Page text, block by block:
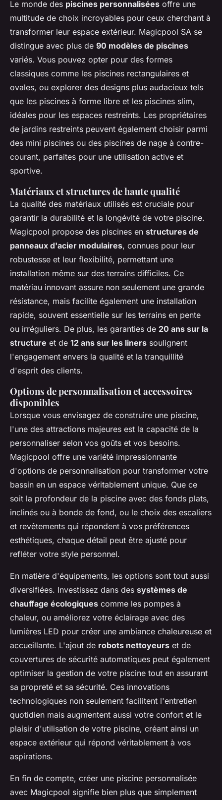
Le monde des piscines personnalisées offre une
multitude de choix incroyables pour ceux cherchant à
transformer leur espace extérieur. Magicpool SA se
distingue avec plus de 90 modèles de piscines
variés. Vous pouvez opter pour des formes
classiques comme les piscines rectangulaires et
ovales, ou explorer des designs plus audacieux tels
que les piscines à forme libre et les piscines slim,
idéales pour les espaces restreints. Les propriétaires
de jardins restreints peuvent également choisir parmi
des mini piscines ou des piscines de nage à contre-
courant, parfaites pour une utilisation active et
sportive.
Matériaux et structures de haute qualité
La qualité des matériaux utilisés est cruciale pour
garantir la durabilité et la longévité de votre piscine.
Magicpool propose des piscines en structures de
panneaux d'acier modulaires, connues pour leur
robustesse et leur flexibilité, permettant une
installation même sur des terrains difficiles. Ce
matériau innovant assure non seulement une grande
résistance, mais facilite également une installation
rapide, souvent essentielle sur les terrains en pente
ou irréguliers. De plus, les garanties de 20 ans sur la
structure et de 12 ans sur les liners soulignent
l'engagement envers la qualité et la tranquillité
d'esprit des clients.
Options de personnalisation et accessoires
disponibles
Lorsque vous envisagez de construire une piscine,
l'une des attractions majeures est la capacité de la
personnaliser selon vos goûts et vos besoins.
Magicpool offre une variété impressionnante
d'options de personnalisation pour transformer votre
bassin en un espace véritablement unique. Que ce
soit la profondeur de la piscine avec des fonds plats,
inclinés ou à bonde de fond, ou le choix des escaliers
et revêtements qui répondent à vos préférences
esthétiques, chaque détail peut être ajusté pour
refléter votre style personnel.
En matière d'équipements, les options sont tout aussi
diversifiées. Investissez dans des systèmes de
chauffage écologiques comme les pompes à
chaleur, ou améliorez votre éclairage avec des
lumières LED pour créer une ambiance chaleureuse et
accueillante. L'ajout de robots nettoyeurs et de
couvertures de sécurité automatiques peut également
optimiser la gestion de votre piscine tout en assurant
sa propreté et sa sécurité. Ces innovations
technologiques non seulement facilitent l'entretien
quotidien mais augmentent aussi votre confort et le
plaisir d'utilisation de votre piscine, créant ainsi un
espace extérieur qui répond véritablement à vos
aspirations.
En fin de compte, créer une piscine personnalisée
avec Magicpool signifie bien plus que simplement